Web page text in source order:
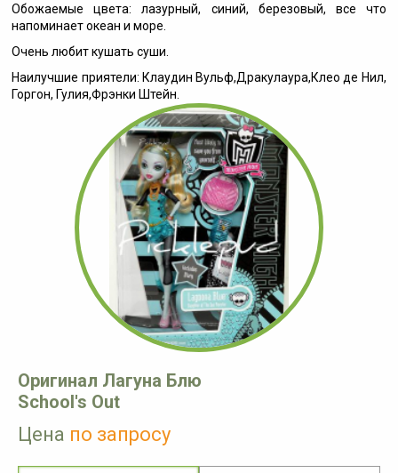
Обожаемые цвета: лазурный, синий, березовый, все что
напоминает океан и море.
Очень любит кушать суши.
Наилучшие приятели: Клаудин Вульф,Дракулаура,Клео де Нил,
Горгон, Гулия,Фрэнки Штейн.
Оригинал Лагуна Блю
School's Out
Цена по запросу